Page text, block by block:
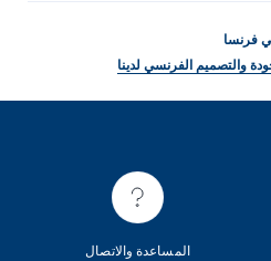
فرنسا
والتصميم الفرنسي لدينا
المساعدة والاتصال